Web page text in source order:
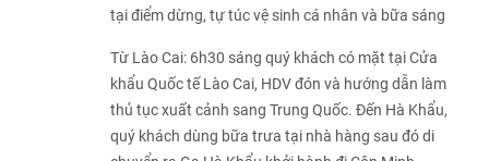
tại điểm dừng, tự túc vệ sinh cá nhân và bữa sáng
Từ Lào Cai: 6h30 sáng quý khách có mặt tại Cửa
khẩu Quốc tế Lào Cai, HDV đón và hướng dẫn làm
thủ tục xuất cảnh sang Trung Quốc. Đến Hà Khẩu,
quý khách dùng bữa trưa tại nhà hàng sau đó di